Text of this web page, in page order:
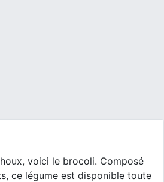
voici le brocoli. Composé
ce légume est disponible toute